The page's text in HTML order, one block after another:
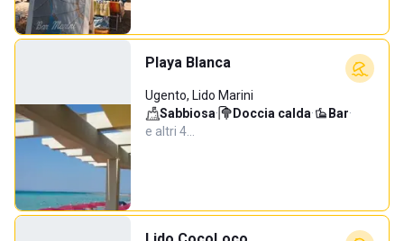
Playa Blanca
Ugento, Lido Marini
Sabbiosa· Doccia calda· Bar·
e altri 4…